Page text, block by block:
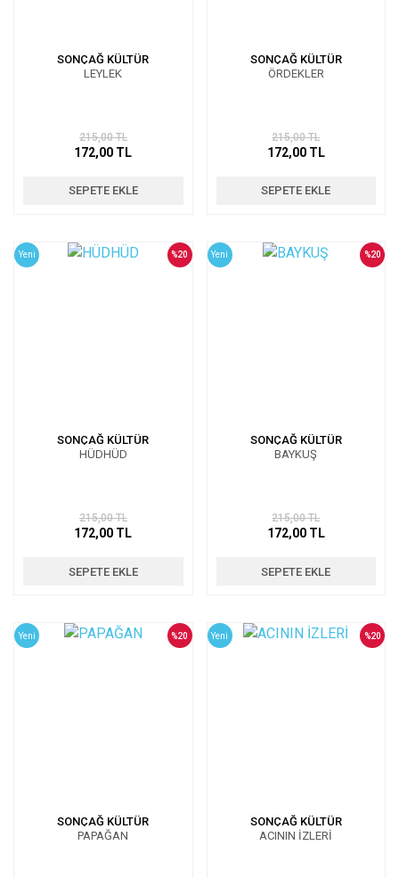
SONÇAĞ KÜLTÜR
LEYLEK
215,00 TL
172,00 TL
SEPETE EKLE
SONÇAĞ KÜLTÜR
ÖRDEKLER
215,00 TL
172,00 TL
SEPETE EKLE
Yeni
SONÇAĞ KÜLTÜR
HÜDHÜD
%20
215,00 TL
172,00 TL
SEPETE EKLE
Yeni
SONÇAĞ KÜLTÜR
BAYKUŞ
%20
215,00 TL
172,00 TL
SEPETE EKLE
Yeni
SONÇAĞ KÜLTÜR
PAPAĞAN
%20 Yeni
SONÇAĞ KÜLTÜR
ACININ İZLERİ
%20